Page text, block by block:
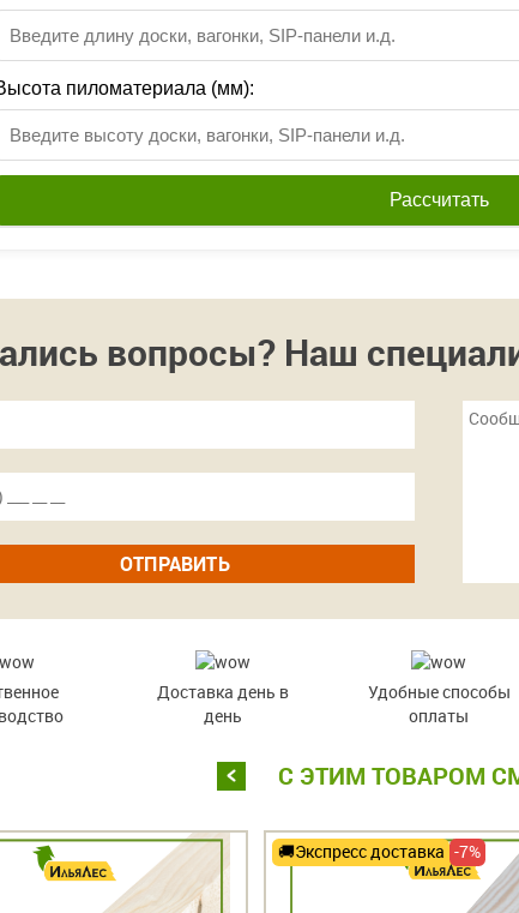
пиломатериала (мм):
Рассчитать
вопросы? Наш
ОТПРАВИТЬ
Доставка день в
день
Удобные способы
оплаты
С ЭТИМ ТОВАРОМ
Экспресс доставка -7%